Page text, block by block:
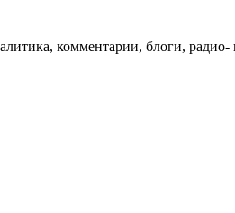
комментарии, блоги, радио-